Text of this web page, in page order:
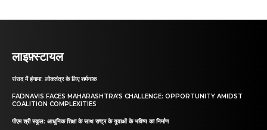
लाइफ़्स्टायल
संसद में हंगामा: लोकतंत्र के लिए शर्मनाक
FADNAVIS FACES MAHARASHTRA’S CHALLENGE: OPPORTUNITY AMIDST
COALITION COMPLEXITIES
पीएम श्री स्कूल: आधुनिक शिक्षा के साथ राष्ट्र के युवाओं के भविष्य का निर्माण